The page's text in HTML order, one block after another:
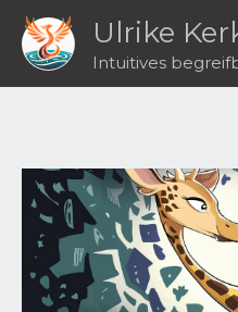
Ulrike
Intuitives